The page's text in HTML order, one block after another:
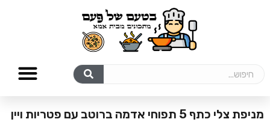
מניפת צלי כתף 5 תפוחי אדמה ברוטב עם פטריות ויין